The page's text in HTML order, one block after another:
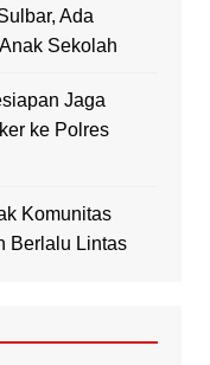
Ada
Sekolah
Jaga
ke Polres
Komunitas
Berlalu Lintas